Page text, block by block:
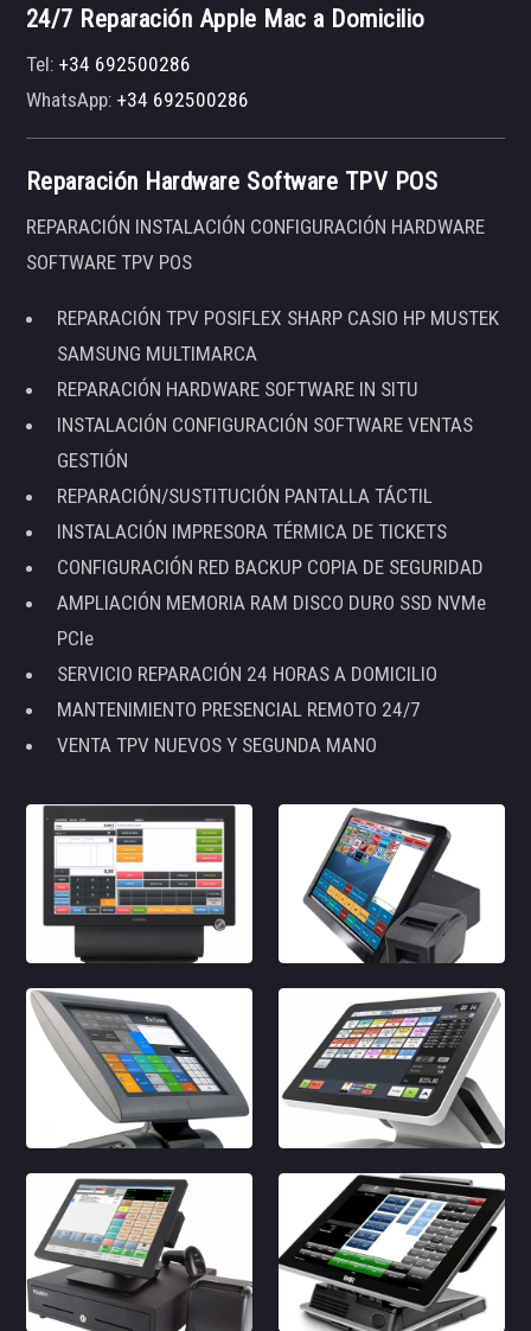
24/7 Reparación Apple Mac a Domicilio
Tel:+34 692500286
WhatsApp:+34 692500286
Reparación Hardware Software TPV POS
REPARACIÓN INSTALACIÓN CONFIGURACIÓN HARDWARE
SOFTWARE TPV POS
REPARACIÓN TPV POSIFLEX SHARP CASIO HP MUSTEK
SAMSUNG MULTIMARCA
REPARACIÓN HARDWARE SOFTWARE IN SITU
INSTALACIÓN CONFIGURACIÓN SOFTWARE VENTAS
GESTIÓN
REPARACIÓN/SUSTITUCIÓN PANTALLA TÁCTIL
INSTALACIÓN IMPRESORA TÉRMICA DE TICKETS
CONFIGURACIÓN RED BACKUP COPIA DE SEGURIDAD
AMPLIACIÓN MEMORIA RAM DISCO DURO SSD NVMe
PCIe
SERVICIO REPARACIÓN 24 HORAS A DOMICILIO
MANTENIMIENTO PRESENCIAL REMOTO 24/7
VENTA TPV NUEVOS Y SEGUNDA MANO